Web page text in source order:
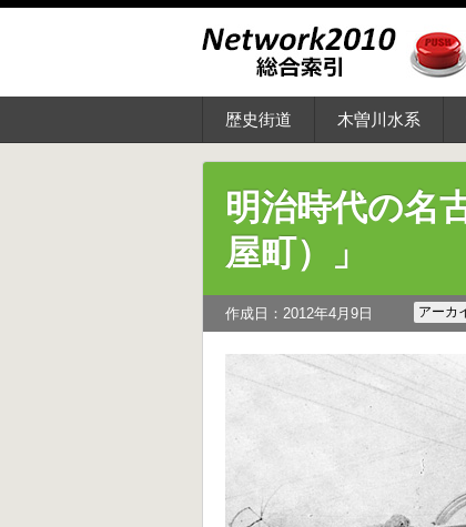
歴史街道 木曽川水系
明治時代の名
屋町）」
作成日：2012年4月9日 アーカ